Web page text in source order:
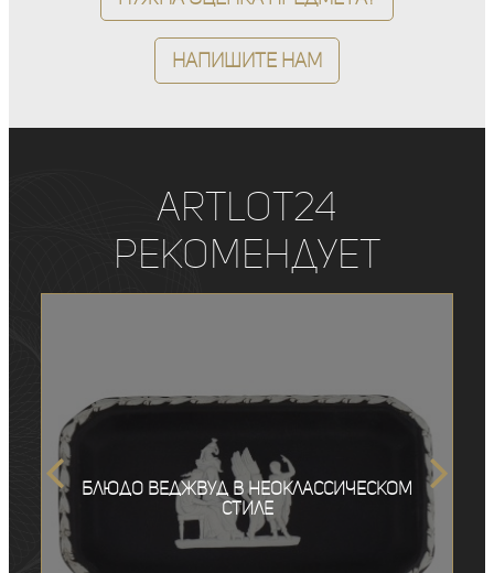
Напишите нам
ArtLot24
рекомендует
Блюдо Веджвуд в неоклассическом
стиле